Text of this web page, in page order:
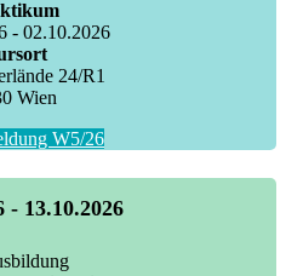
- 02.10.2026
24/R1
Wien
W5/26
- 13.10.2026